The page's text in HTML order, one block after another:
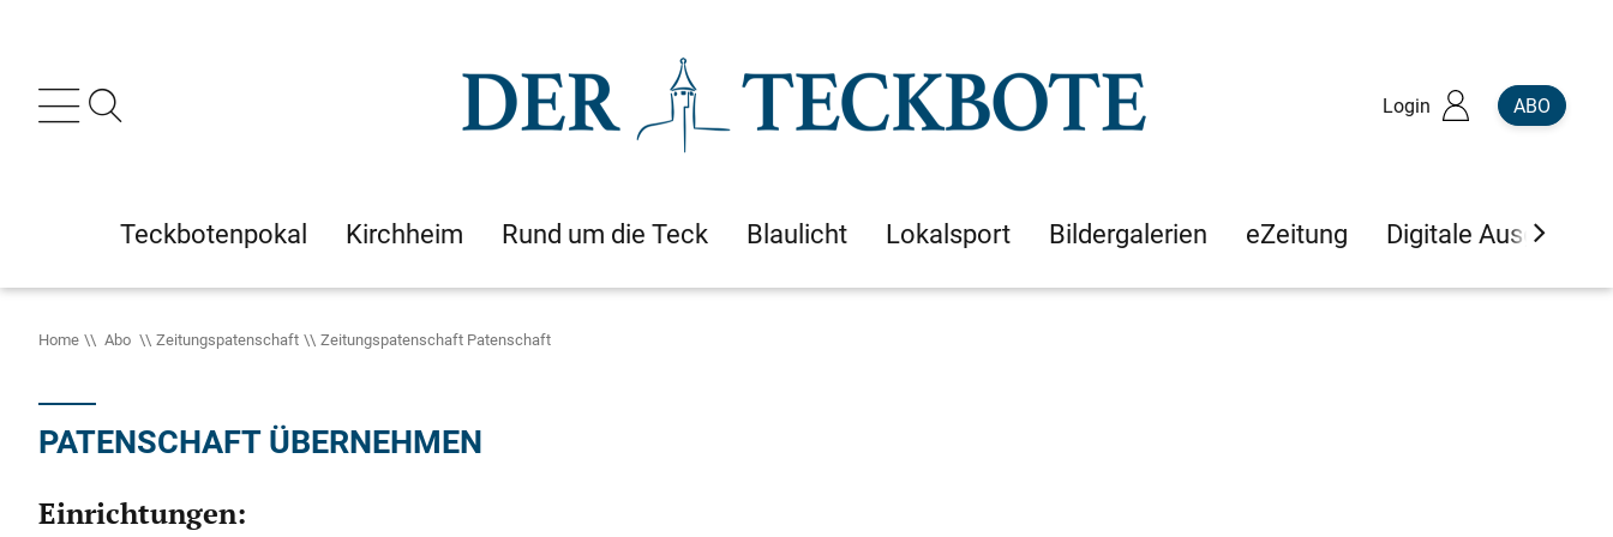
Login ABO
Teckbotenpokal Kirchheim Rund um die Teck Blaulicht Lokalsport Bildergalerien eZeitung Digitale Ausgaben
Home Abo Zeitungspatenschaft Zeitungspatenschaft Patenschaft
PATENSCHAFT ÜBERNEHMEN
Einrichtungen: